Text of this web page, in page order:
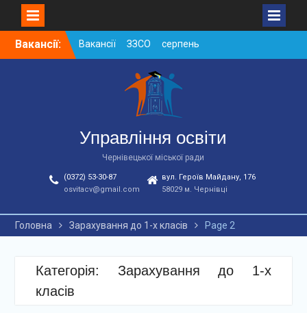
SkipВакансії:
Вакансії ЗЗСО серпень
2026
Вакансії ЗЗСО червень
Вакансії у ЗДО та
дошкільних підрозділах
ЗЗСО станом на
01.08.2026 р.
Управління освіти
Чернівецької міської ради
(0372) 53-30-87
osvitacv@gmail.com
вул. Героїв Майдану, 176
58029 м. Чернівці
Головна Зарахування до 1-х класів Page 2
Категорія: Зарахування до 1-х
класів